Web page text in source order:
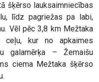
šķērso lauksaimniecības
līdz pagriežas pa labi,
Vēl pēc 3,8 km Mežtaka
ceļu, kur no apkaimes
galamērķa – Žemaišu
ciema Mežtaka šķērso